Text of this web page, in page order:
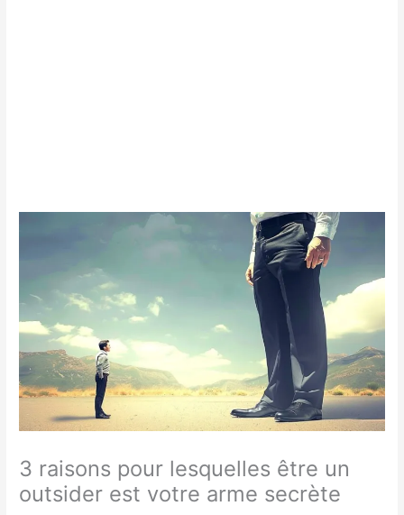
3 raisons pour lesquelles être un
outsider est votre arme secrète